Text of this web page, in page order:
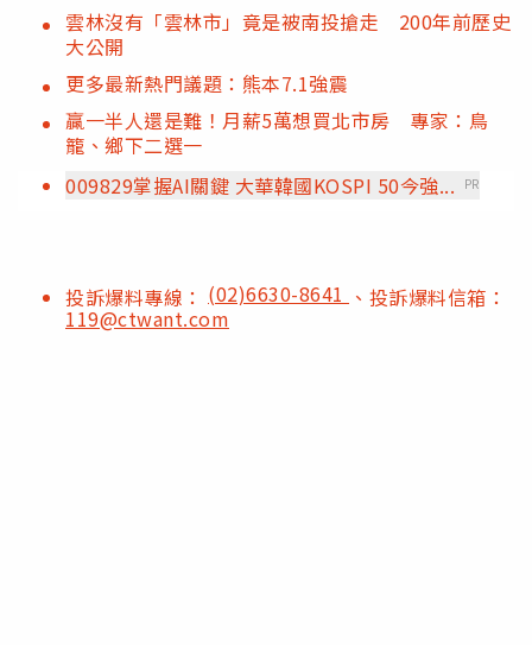
雲林沒有「雲林市」竟是被南投搶走 200年前歷史
大公開
更多最新熱門議題：熊本7.1強震
贏一半人還是難！月薪5萬想買北市房 專家：鳥
籠、鄉下二選一
009829掌握AI關鍵 大華韓國KOSPI 50今強...
PR
投訴爆料專線： (02)6630-8641 、投訴爆料信箱：
119@ctwant.com